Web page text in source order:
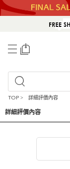
TOP > 詳細評價內容
詳細評價內容